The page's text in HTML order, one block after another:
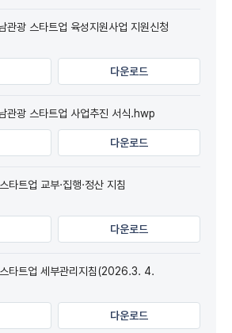
광 스타트업 육성지원사업 지원신청
다운로드
관광 스타트업 사업추진 서식.hwp
다운로드
타트업 교부·집행·정산 지침
다운로드
타트업 세부관리지침(2026.3. 4.
다운로드